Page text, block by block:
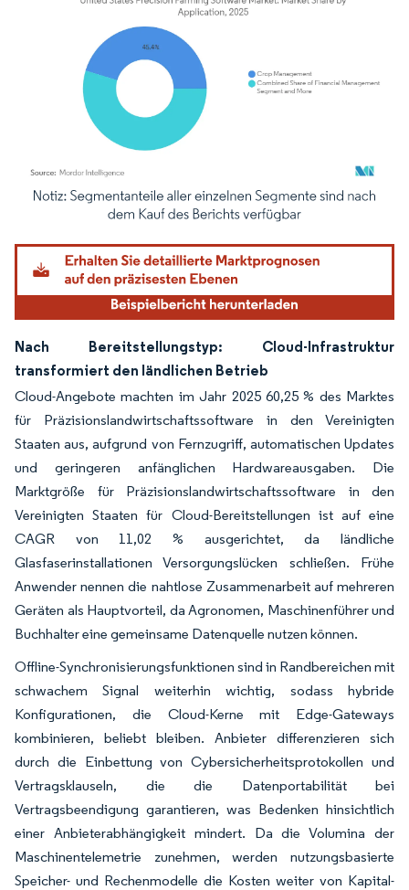
Bild © Mordor Intelligence. Wiederverwendung erfordert Namensnennung
Nach Bereitstellungstyp: Cloud-Infrastruktur
transformiert den ländlichen Betrieb
Cloud-Angebote machten im Jahr 2025 60,25 % des Marktes
für Präzisionslandwirtschaftssoftware in den Vereinigten
Staaten aus, aufgrund von Fernzugriff, automatischen Updates
und geringeren anfänglichen Hardwareausgaben. Die
Marktgröße für Präzisionslandwirtschaftssoftware in den
Vereinigten Staaten für Cloud-Bereitstellungen ist auf eine
CAGR von 11,02 % ausgerichtet, da ländliche
Glasfaserinstallationen Versorgungslücken schließen. Frühe
Anwender nennen die nahtlose Zusammenarbeit auf mehreren
Geräten als Hauptvorteil, da Agronomen, Maschinenführer und
Buchhalter eine gemeinsame Datenquelle nutzen können.
Offline-Synchronisierungsfunktionen sind in Randbereichen mit
schwachem Signal weiterhin wichtig, sodass hybride
Konfigurationen, die Cloud-Kerne mit Edge-Gateways
kombinieren, beliebt bleiben. Anbieter differenzieren sich
durch die Einbettung von Cybersicherheitsprotokollen und
Vertragsklauseln, die die Datenportabilität bei
Vertragsbeendigung garantieren, was Bedenken hinsichtlich
einer Anbieterabhängigkeit mindert. Da die Volumina der
Maschinentelemetrie zunehmen, werden nutzungsbasierte
Speicher- und Rechenmodelle die Kosten weiter von Kapital-